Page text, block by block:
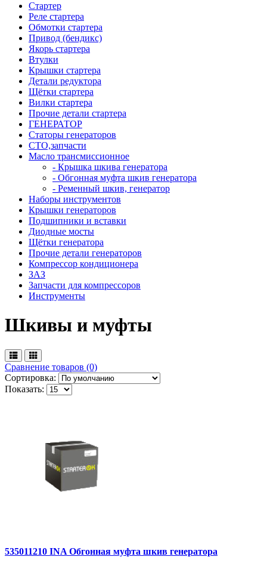
Стартер
Реле стартера
Обмотки стартера
Привод (бендикс)
Якорь стартера
Втулки
Крышки стартера
Детали редуктора
Щётки стартера
Вилки стартера
Прочие детали стартера
ГЕНЕРАТОР
Статоры генераторов
СТО,запчасти
Масло трансмиссионное
- Крышка шкива генератора
- Обгонная муфта шкив генератора
- Ременный шкив, генератор
Наборы инструментов
Крышки генераторов
Подшипники и вставки
Диодные мосты
Щётки генератора
Прочие детали генераторов
Компрессор кондиционера
ЗАЗ
Запчасти для компрессоров
Инструменты
Шкивы и муфты
Сравнение товаров (0)
Сортировка:
Показать:
535011210 INA Обгонная муфта шкив генератора